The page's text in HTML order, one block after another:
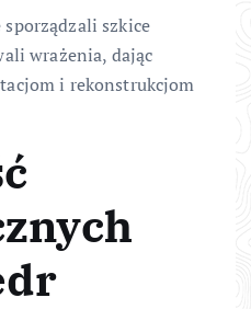
szkice
wrażenia, dając
i rekonstrukcjom